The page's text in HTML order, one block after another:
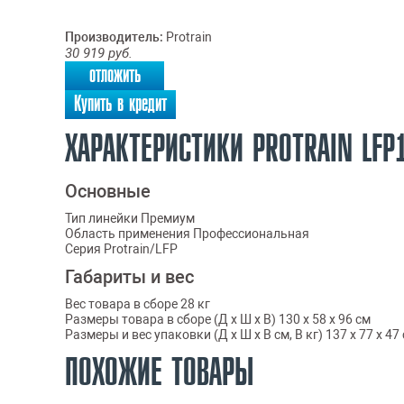
Производитель: Protrain
30 919 руб.
отложить
Купить в кредит
ХАРАКТЕРИСТИКИ PROTRAIN
Основные
Тип линейки Премиум
Область применения Профессиональная
Серия Protrain/LFP
Габариты и вес
Вес товара в сборе 28 кг
Размеры товара в сборе (Д x Ш x В) 130 х 58 х 96 см
Размеры и вес упаковки (Д x Ш x В см, В кг) 137 х 77 х 47
ПОХОЖИЕ ТОВАРЫ